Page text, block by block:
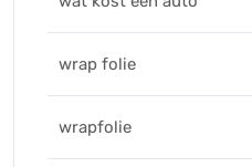
wrap folie
wrapfolie